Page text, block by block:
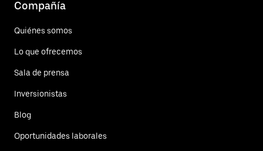
Compañía
Quiénes somos
Lo que ofrecemos
Sala de prensa
Inversionistas
Blog
Oportunidades laborales